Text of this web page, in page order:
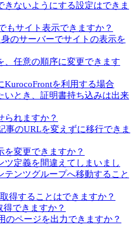
ないようにする設定はできま
もサイト表示できますか？
のサーバーでサイトの表示を
、任意の順序に変更できます
KurocoFrontを利用する場合
いとき、証明書持ち込みは出来
られますか？
事のURLを変えずに移行できま
を変更できますか？
ツ定義を間違えてしまいまし
テンツグループへ移動すること
得することはできますか？
できますか？
のページを出力できますか？